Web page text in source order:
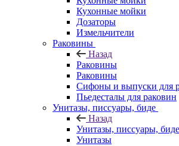
Кухонные мойки
Дозаторы
Измельчители
Раковины
Назад
Раковины
Раковины
Сифоны и выпуски для
Пьедесталы для раковин
Унитазы, писсуары, биде
Назад
Унитазы, писсуары, биде
Унитазы